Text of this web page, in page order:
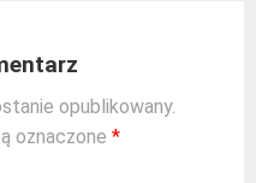
opublikowany.
oznaczone *